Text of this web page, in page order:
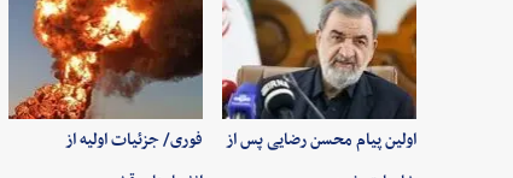
اولین پیام محسن رضایی پس از
فوری/ جزئیات اولیه از